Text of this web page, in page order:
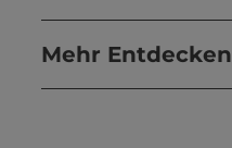
Mehr Entdecken